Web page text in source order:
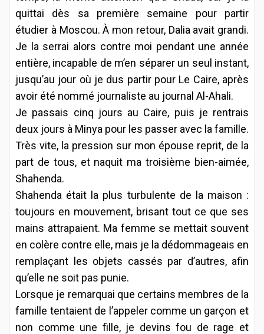
quittai dès sa première semaine pour partir
étudier à Moscou. À mon retour, Dalia avait grandi.
Je la serrai alors contre moi pendant une année
entière, incapable de m’en séparer un seul instant,
jusqu’au jour où je dus partir pour Le Caire, après
avoir été nommé journaliste au journal Al-Ahali.
Je passais cinq jours au Caire, puis je rentrais
deux jours à Minya pour les passer avec la famille.
Très vite, la pression sur mon épouse reprit, de la
part de tous, et naquit ma troisième bien-aimée,
Shahenda.
Shahenda était la plus turbulente de la maison :
toujours en mouvement, brisant tout ce que ses
mains attrapaient. Ma femme se mettait souvent
en colère contre elle, mais je la dédommageais en
remplaçant les objets cassés par d’autres, afin
qu’elle ne soit pas punie.
Lorsque je remarquai que certains membres de la
famille tentaient de l’appeler comme un garçon et
non comme une fille, je devins fou de rage et